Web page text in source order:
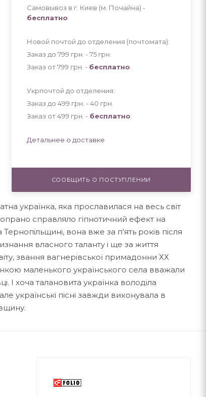
Самовывоз в г. Киев (м. Почайна) -
бесплатно
Новой почтой до отделения (почтомата):
Заказ до 799 грн. - 75 грн
Заказ от 799 грн. - бесплатно
Укрпочтой до отделения:
Заказ до 499 грн. - 40 грн
Заказ от 499 грн. - бесплатно
Детальнее о доставке
СООБЩИТЬ О ПОСТУПЛЕНИИ
українка, яка прославилася на весь світ
справляло гіпнотичний ефект на
вона вже за п’ять років після
власного таланту і ще за життя
звання вагнерівської примадонни ХХ
маленького українського села вважали
І хоча талановита українка володіла
українські пісні завжди виконувала в